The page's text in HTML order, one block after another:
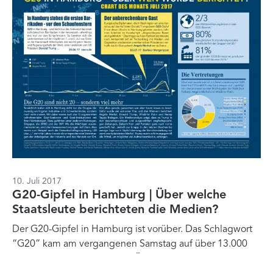
10. Juli 2017
G20-Gipfel in Hamburg | Über welche
Staatsleute berichteten die Medien?
Der G20-Gipfel in Hamburg ist vorüber. Das Schlagwort
“G20” kam am vergangenen Samstag auf über 13.000